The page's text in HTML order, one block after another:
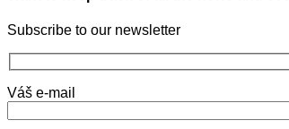
Subscribe to our newsletter
Váš e-mail